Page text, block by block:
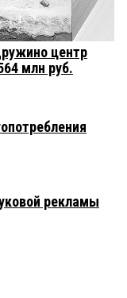
центр
млн руб.
рекламы